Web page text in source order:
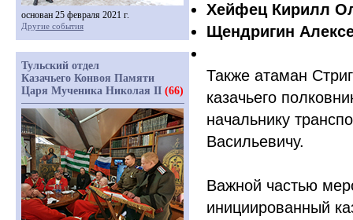
Хейфец Кирилл
Щендригин
Также атаман
казачьего
начальнику
Васильевичу.
Важной частью
инициированный
основан 25 февраля 2021 г.
Другие события
Тульский отдел
Казачьего Конвоя Памяти
Царя Мученика Николая II (66)